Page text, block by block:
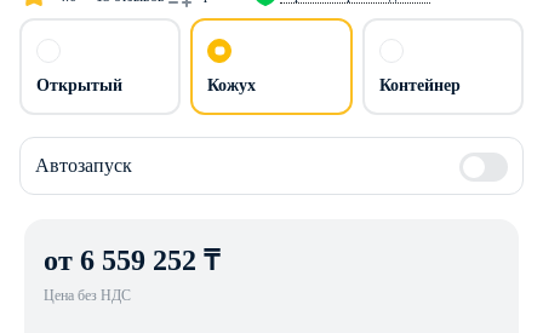
Открытый Кожух Контейнер
Автозапуск
от 6 559 252 ₸
Цена без НДС